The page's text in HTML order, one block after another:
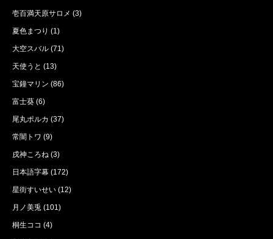
壱百満天原サロメ (3)
夏色まつり (1)
大空スバル (71)
天使うと (13)
宝鐘マリン (86)
富士葵 (6)
尾丸ポルカ (37)
常闇トワ (9)
戌神ころね (3)
日本語字幕 (172)
星街すいせい (12)
月ノ美兎 (101)
桐生ココ (4)